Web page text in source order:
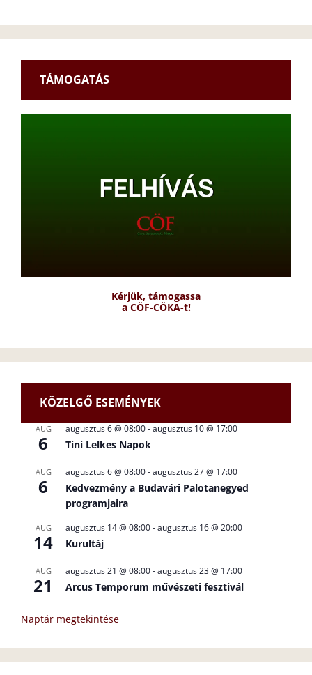
TÁMOGATÁS
Kérjük, támogassa
a CÖF-CÖKA-t!
KÖZELGŐ ESEMÉNYEK
AUG
6
augusztus 6 @ 08:00-augusztus 10 @ 17:00
Tini Lelkes Napok
AUG
6
augusztus 6 @ 08:00-augusztus 27 @ 17:00
Kedvezmény a Budavári Palotanegyed
programjaira
AUG
14
augusztus 14 @ 08:00-augusztus 16 @ 20:00
Kurultáj
AUG
21
augusztus 21 @ 08:00-augusztus 23 @ 17:00
Arcus Temporum művészeti fesztivál
Naptár megtekintése